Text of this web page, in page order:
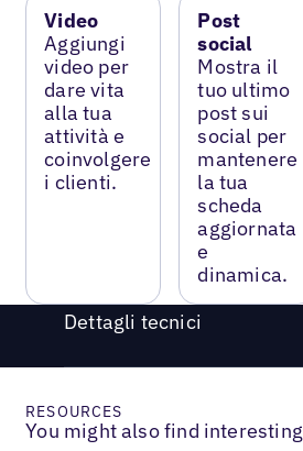
Video
Aggiungi
video per
dare vita
alla tua
attività e
coinvolgere
i clienti.
Post
social
Mostra il
tuo ultimo
post sui
social per
mantenere
la tua
scheda
aggiornata
e
dinamica.
Dettagli tecnici
RESOURCES
You might also find interesting